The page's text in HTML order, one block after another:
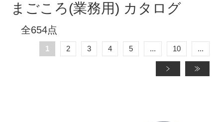
こだわり条件で絞り込み
まごころ(業務用) カタログ
全654点
1 2 3 4 5 ... 10 ...
»